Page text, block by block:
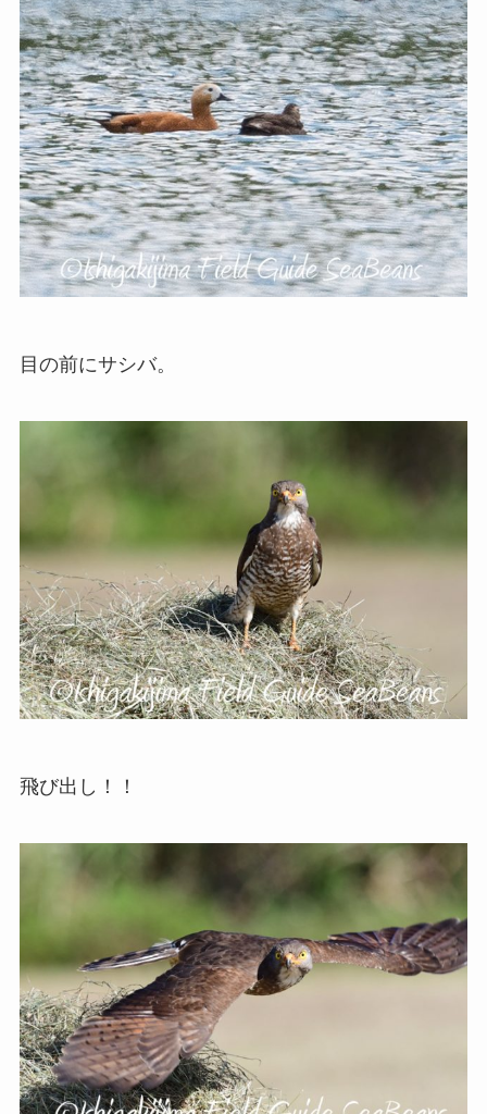
目の前にサシバ。
飛び出し！！